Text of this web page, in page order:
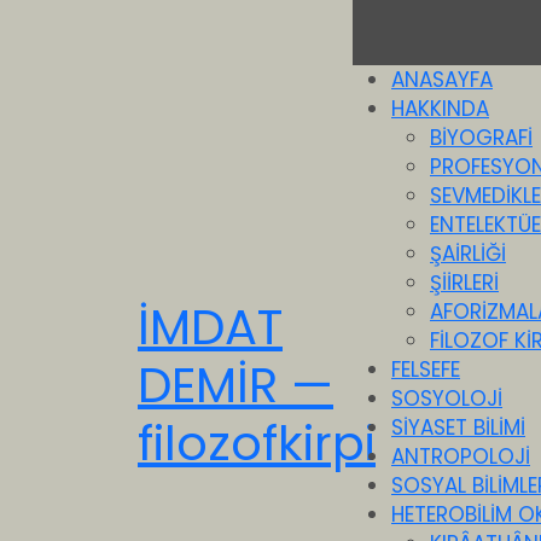
İMDAT
DEMİR —
filozofkirpi
ANASAYFA
HAKKINDA
BİYOGRAFİ
ŞAİRLİĞİ
ŞİİRLERİ
FİLOZOF
FELSEFE
SOSYOLOJİ
SİYASET BİLİMİ
ANTROPOLOJİ
SOSYAL
HETEROBİLİM